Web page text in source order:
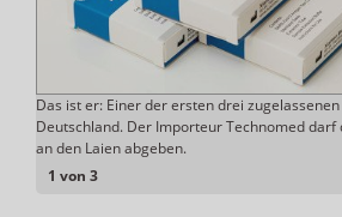
1 von 3
Das ist er: Einer der ersten drei
Deutschland. Der Importeur Technomed darf
an den Laien abgeben.